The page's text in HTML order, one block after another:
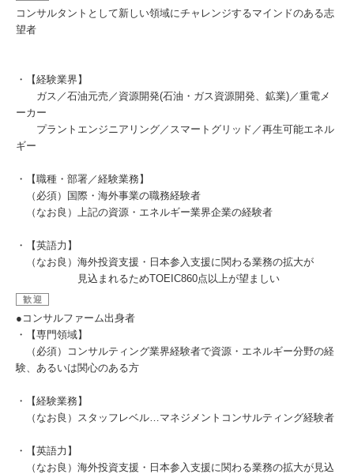
コンサルタントとして新しい領域にチャレンジするマインドのある志
望者
・【経験業界】
ガス／石油元売／資源開発(石油・ガス資源開発、鉱業)／重電メ
ーカー
プラントエンジニアリング／スマートグリッド／再生可能エネル
ギー
・【職種・部署／経験業務】
（必須）国際・海外事業の職務経験者
（なお良）上記の資源・エネルギー業界企業の経験者
・【英語力】
（なお良）海外投資支援・日本参入支援に関わる業務の拡大が
見込まれるためTOEIC860点以上が望ましい
歓迎
●コンサルファーム出身者
・【専門領域】
（必須）コンサルティング業界経験者で資源・エネルギー分野の経
験、あるいは関心のある方
・【経験業務】
（なお良）スタッフレベル…マネジメントコンサルティング経験者
・【英語力】
（なお良）海外投資支援・日本参入支援に関わる業務の拡大が見込